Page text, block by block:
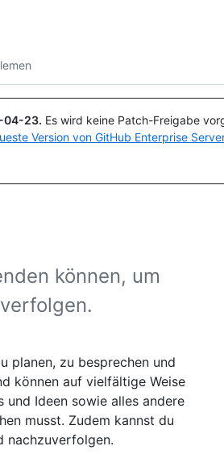
04-23. Es wird keine Patch-Freigabe
Version von GitHub Enterprise Server
können, um
planen, zu besprechen und
können auf vielfältige Weise
und Ideen sowie alles andere
musst. Zudem kannst du
nachzuverfolgen.